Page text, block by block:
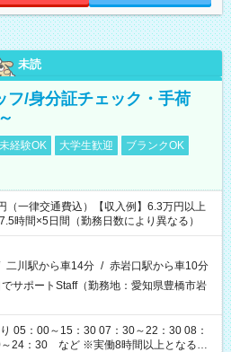
未読
フ/身分証チェック・手荷
経験OK 大学生歓迎
ブランクOK
（一律交通費込）【収入例】6.3万円以上
時間×5日間（勤務日数により異なる）
二川駅から車14分 / 赤岩口駅から車10分
サポートStaff（勤務地：愛知県豊橋市岩
05：00～15：30 07：30～22：30 08：
24：30 など ※実働8時間以上となる勤